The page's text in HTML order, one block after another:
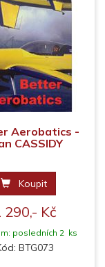
Aerobatics -
CASSIDY
Koupit
290,- Kč
posledních 2 ks
BTG073